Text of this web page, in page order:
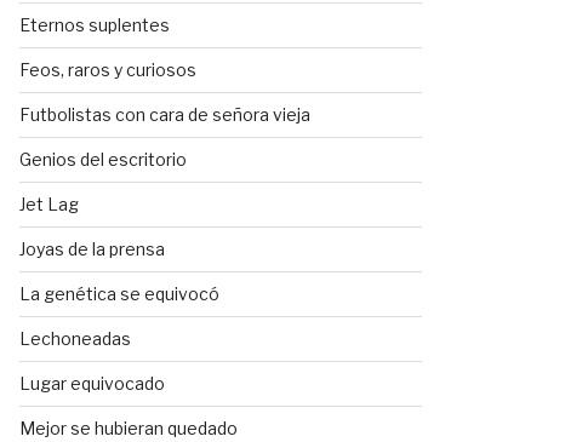
Eternos suplentes
Feos, raros y curiosos
Futbolistas con cara de señora vieja
Genios del escritorio
Jet Lag
Joyas de la prensa
La genética se equivocó
Lechoneadas
Lugar equivocado
Mejor se hubieran quedado